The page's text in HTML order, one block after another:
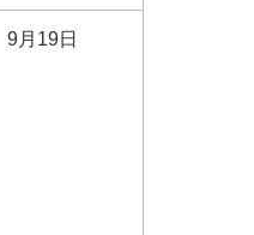
9月19日